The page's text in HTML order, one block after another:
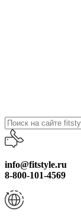
info@fitstyle.ru
8-800-101-4569